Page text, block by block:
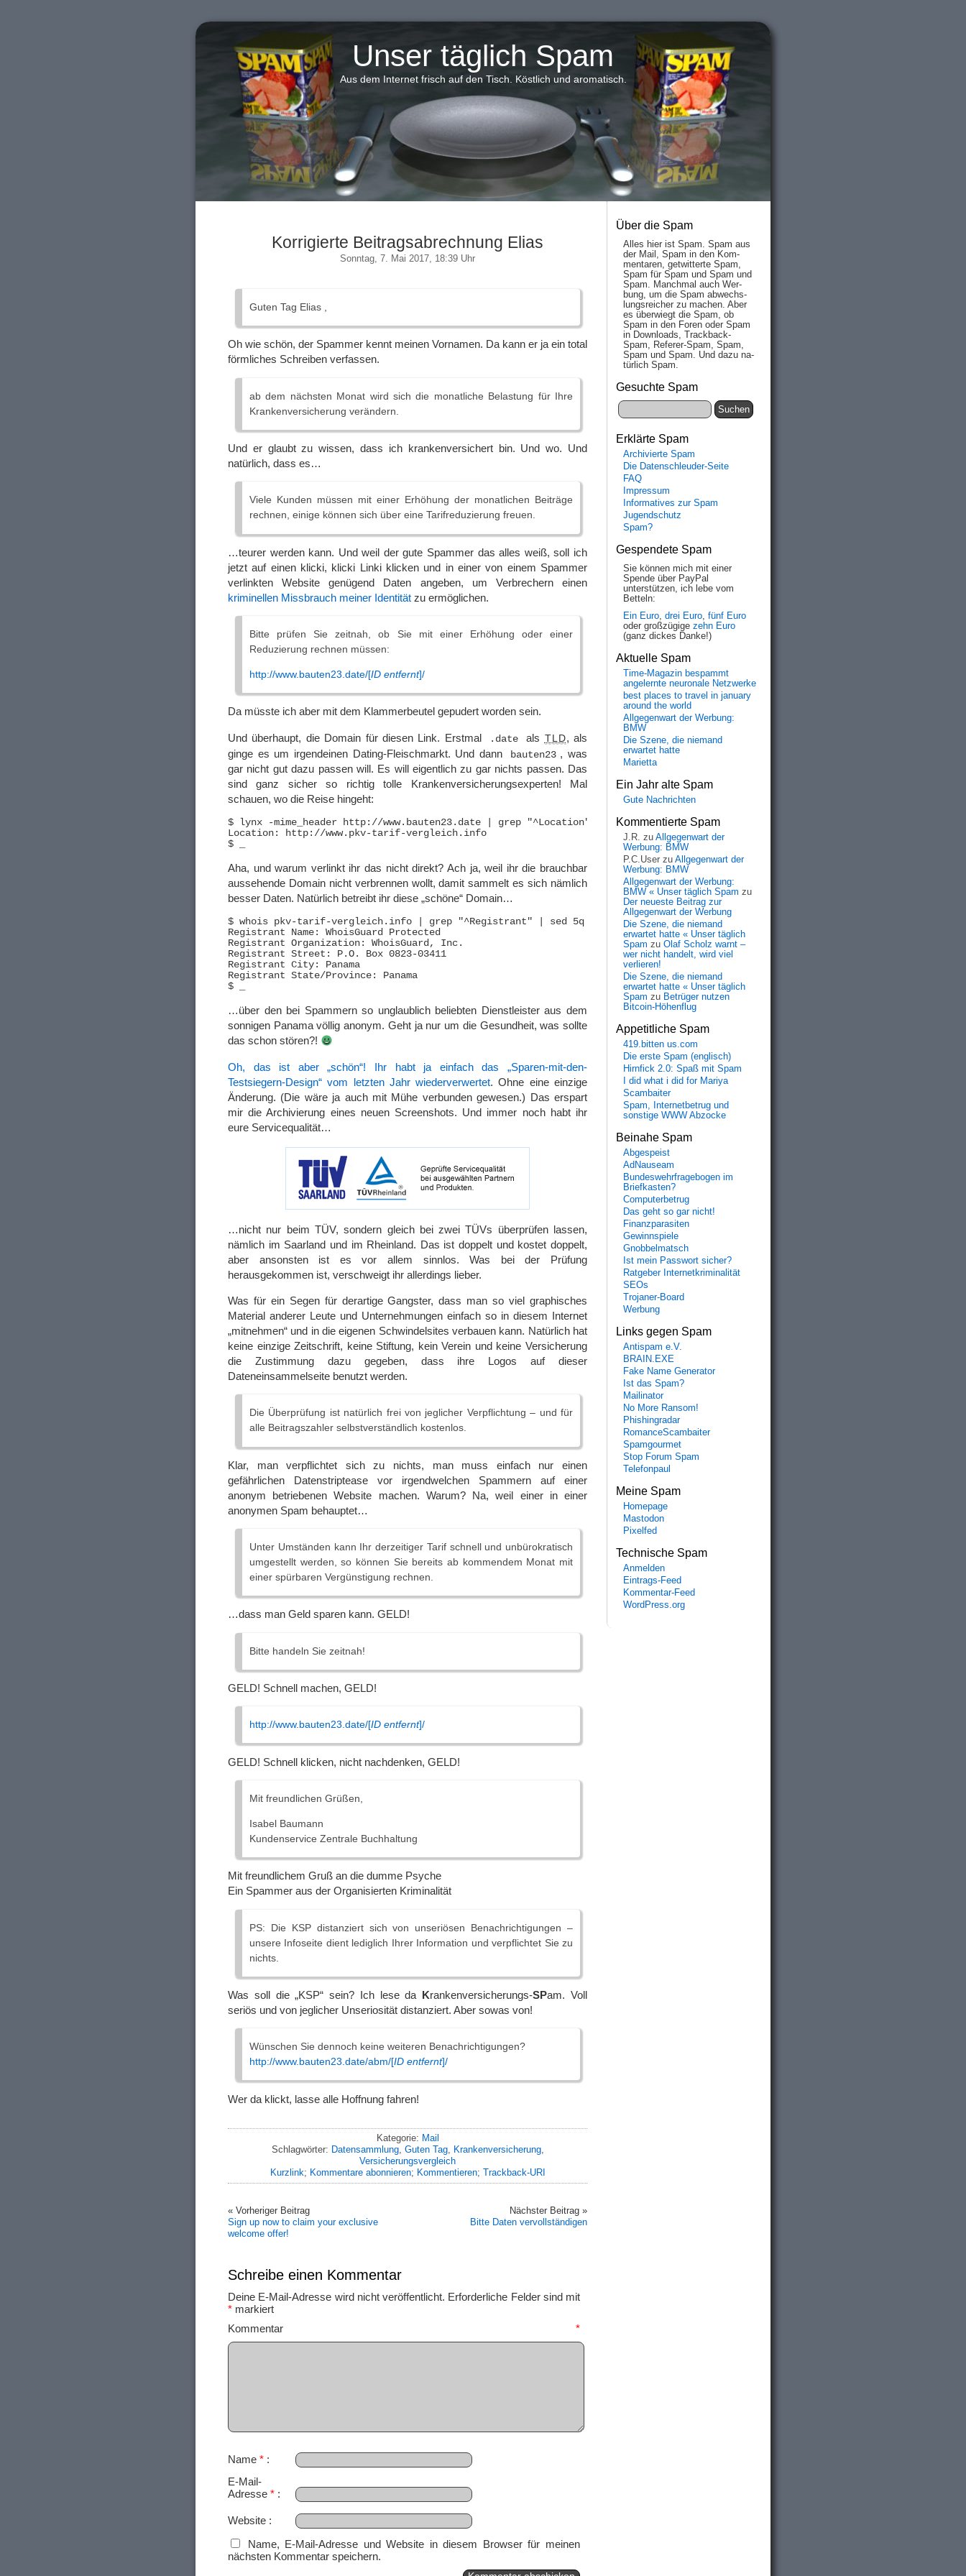
Unser täglich Spam
Aus dem Internet frisch auf den Tisch. Köstlich und aromatisch.
Korrigierte Beitragsabrechnung Elias
Sonntag, 7. Mai 2017, 18:39 Uhr
Guten Tag Elias ,
Oh wie schön, der Spammer kennt meinen Vornamen. Da kann er ja ein total
förmliches Schreiben verfassen.
ab dem nächsten Monat wird sich die monatliche Belastung für Ihre
Krankenversicherung verändern.
Und er glaubt zu wissen, dass ich krankenversichert bin. Und wo. Und
natürlich, dass es…
Viele Kunden müssen mit einer Erhöhung der monatlichen Beiträge
rechnen, einige können sich über eine Tarifreduzierung freuen.
…teurer werden kann. Und weil der gute Spammer das alles weiß, soll ich
jetzt auf einen klicki, klicki Linki klicken und in einer von einem Spammer
verlinkten Website genügend Daten angeben, um Verbrechern einen
kriminellen Missbrauch meiner Identität zu ermöglichen.
Bitte prüfen Sie zeitnah, ob Sie mit einer Erhöhung oder einer
Reduzierung rechnen müssen:
http://www.bauten23.date/[ID entfernt]/
Da müsste ich aber mit dem Klammerbeutel gepudert worden sein.
Und überhaupt, die Domain für diesen Link. Erstmal .date als TLD, als
ginge es um irgendeinen Dating-Fleischmarkt. Und dann
bauten23 , was
gar nicht gut dazu passen will. Es will eigentlich zu gar nichts passen. Das
sind ganz sicher so richtig tolle Krankenversicherungsexperten! Mal
schauen, wo die Reise hingeht:
$ lynx -mime_header http://www.bauten23.date | grep "^Location"
Location: http://www.pkv-tarif-vergleich.info
Aha, und warum verlinkt ihr das nicht direkt? Ach ja, weil ihr die brauchbar
aussehende Domain nicht verbrennen wollt, damit sammelt es sich nämlich
besser Daten. Natürlich betreibt ihr diese „schöne“ Domain…
$ whois pkv-tarif-vergleich.info | grep "^Registrant" | sed 5q
Registrant Name: WhoisGuard Protected
Registrant Organization: WhoisGuard, Inc.
Registrant Street: P.O. Box 0823-03411
Registrant City: Panama
Registrant State/Province: Panama
…über den bei Spammern so unglaublich beliebten Dienstleister aus dem
sonnigen Panama völlig anonym. Geht ja nur um die Gesundheit, was sollte
das schon stören?!
Oh, das ist aber „schön“! Ihr habt ja einfach das „Sparen-mit-den-
Testsiegern-Design“ vom letzten Jahr wiederverwertet. Ohne eine einzige
Änderung. (Die wäre ja auch mit Mühe verbunden gewesen.) Das erspart
mir die Archivierung eines neuen Screenshots. Und immer noch habt ihr
eure Servicequalität…
…nicht nur beim TÜV, sondern gleich bei zwei TÜVs überprüfen lassen,
nämlich im Saarland und im Rheinland. Das ist doppelt und kostet doppelt,
aber ansonsten ist es vor allem sinnlos. Was bei der Prüfung
herausgekommen ist, verschweigt ihr allerdings lieber.
Was für ein Segen für derartige Gangster, dass man so viel graphisches
Material anderer Leute und Unternehmungen einfach so in diesem Internet
„mitnehmen“ und in die eigenen Schwindelsites verbauen kann. Natürlich hat
keine einzige Zeitschrift, keine Stiftung, kein Verein und keine Versicherung
die Zustimmung dazu gegeben, dass ihre Logos auf dieser
Dateneinsammelseite benutzt werden.
Die Überprüfung ist natürlich frei von jeglicher Verpflichtung – und für
alle Beitragszahler selbstverständlich kostenlos.
Klar, man verpflichtet sich zu nichts, man muss einfach nur einen
gefährlichen Datenstriptease vor irgendwelchen Spammern auf einer
anonym betriebenen Website machen. Warum? Na, weil einer in einer
anonymen Spam behauptet…
Unter Umständen kann Ihr derzeitiger Tarif schnell und unbürokratisch
umgestellt werden, so können Sie bereits ab kommendem Monat mit
einer spürbaren Vergünstigung rechnen.
…dass man Geld sparen kann. GELD!
Bitte handeln Sie zeitnah!
GELD! Schnell machen, GELD!
http://www.bauten23.date/[ID entfernt]/
GELD! Schnell klicken, nicht nachdenken, GELD!
Mit freundlichen Grüßen,
Isabel Baumann
Kundenservice Zentrale Buchhaltung
Mit freundlichem Gruß an die dumme Psyche
Ein Spammer aus der Organisierten Kriminalität
PS: Die KSP distanziert sich von unseriösen Benachrichtigungen –
unsere Infoseite dient lediglich Ihrer Information und verpflichtet Sie zu
nichts.
Was soll die „KSP“ sein? Ich lese da Krankenversicherungs-SPam. Voll
seriös und von jeglicher Unseriosität distanziert. Aber sowas von!
Wünschen Sie dennoch keine weiteren Benachrichtigungen?
http://www.bauten23.date/abm/[ID entfernt]/
Wer da klickt, lasse alle Hoffnung fahren!
Kategorie: Mail
Schlagwörter: Datensammlung, Guten Tag, Krankenversicherung,
Versicherungsvergleich
Kurzlink; Kommentare abonnieren; Kommentieren; Trackback-URI
« Vorheriger Beitrag
Sign up now to claim your exclusive
welcome offer!
Nächster Beitrag »
Bitte Daten vervollständigen
Schreibe einen Kommentar
Deine E-Mail-Adresse wird nicht veröffentlicht. Erforderliche Felder sind mit
* markiert
Kommentar *
Name *
E-Mail-
Adresse *
Website
Name, E-Mail-Adresse und Website in diesem Browser für meinen
nächsten Kommentar speichern.
Über die Spam
Alles hier ist Spam. Spam aus
der Mail, Spam in den Kom­
men­taren, ge­twit­ter­te Spam,
Spam für Spam und Spam und
Spam. Manch­mal auch Wer­
bung, um die Spam ab­wechs­
lungs­reich­er zu mach­en. Aber
es über­wiegt die Spam, ob
Spam in den Fo­ren oder Spam
in Down­loads, Track­back-
Spam, Re­fe­rer-Spam, Spam,
Spam und Spam. Und da­zu na­
tür­lich Spam.
Gesuchte Spam
Erklärte Spam
Archivierte Spam
Die Datenschleuder-Seite
FAQ
Impressum
Informatives zur Spam
Jugendschutz
Spam?
Gespendete Spam
Sie können mich mit einer
Spende über PayPal
unterstützen, ich lebe vom
Betteln:
Ein Euro, drei Euro, fünf Euro
oder großzügige zehn Euro
(ganz dickes Danke!)
Aktuelle Spam
Time-Magazin bespammt
angelernte neuronale Netzwerke
best places to travel in january
around the world
Allgegenwart der Werbung:
BMW
Die Szene, die niemand
erwartet hatte
Marietta
Ein Jahr alte Spam
Gute Nachrichten
Kommentierte Spam
J.R. zu Allgegenwart der
Werbung: BMW
P.C.User zu Allgegenwart der
Werbung: BMW
Allgegenwart der Werbung:
BMW « Unser täglich Spam zu
Der neueste Beitrag zur
Allgegenwart der Werbung
Die Szene, die niemand
erwartet hatte « Unser täglich
Spam zu Olaf Scholz warnt –
wer nicht handelt, wird viel
verlieren!
Die Szene, die niemand
erwartet hatte « Unser täglich
Spam zu Betrüger nutzen
Bitcoin-Höhenflug
Appetitliche Spam
419.bitten us.com
Die erste Spam (englisch)
Hirnfick 2.0: Spaß mit Spam
I did what i did for Mariya
Scambaiter
Spam, Internetbetrug und
sonstige WWW Abzocke
Beinahe Spam
Abgespeist
AdNauseam
Bundeswehrfragebogen im
Briefkasten?
Computerbetrug
Das geht so gar nicht!
Finanzparasiten
Gewinnspiele
Gnobbelmatsch
Ist mein Passwort sicher?
Ratgeber Internetkriminalität
SEOs
Trojaner-Board
Werbung
Links gegen Spam
Antispam e.V.
BRAIN.EXE
Fake Name Generator
Ist das Spam?
Mailinator
No More Ransom!
Phishingradar
RomanceScambaiter
Spamgourmet
Stop Forum Spam
Telefonpaul
Meine Spam
Homepage
Mastodon
Pixelfed
Technische Spam
Anmelden
Eintrags-Feed
Kommentar-Feed
WordPress.org